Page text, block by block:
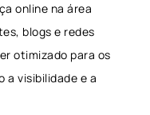
online na área
blogs e redes
otimizado para os
a visibilidade e a